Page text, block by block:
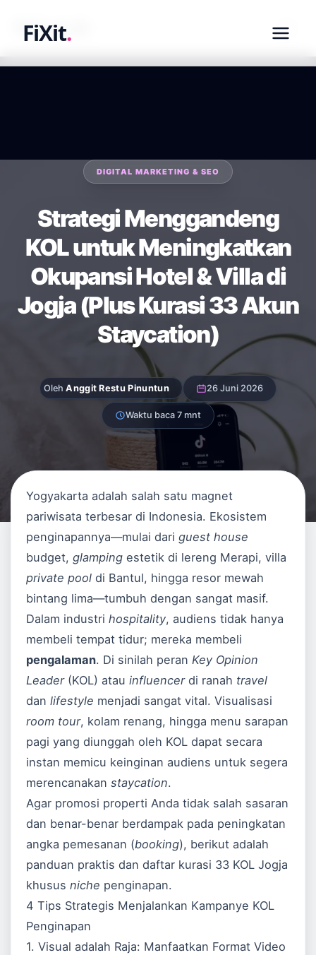
FiXit.
fixit.co.id
DIGITAL MARKETING & SEO
Strategi Menggandeng
KOL untuk Meningkatkan
Okupansi Hotel & Villa di
Jogja (Plus Kurasi 33 Akun
Staycation)
OlehAnggit Restu Pinuntun 26 Juni 2026
Waktu baca 7 mnt
Yogyakarta adalah salah satu magnet
pariwisata terbesar di Indonesia. Ekosistem
penginapannya—mulai dariguest house
budget,glamping estetik di lereng Merapi, villa
private pool di Bantul, hingga resor mewah
bintang lima—tumbuh dengan sangat masif.
Dalam industrihospitality, audiens tidak hanya
membeli tempat tidur; mereka membeli
pengalaman. Di sinilah peranKey Opinion
Leader(KOL) atauinfluencerdi ranah travel
danlifestyle menjadi sangat vital. Visualisasi
room tour, kolam renang, hingga menu sarapan
pagi yang diunggah oleh KOL dapat secara
instan memicu keinginan audiens untuk segera
merencanakanstaycation.
Agar promosi properti Anda tidak salah sasaran
dan benar-benar berdampak pada peningkatan
angka pemesanan (booking), berikut adalah
panduan praktis dan daftar kurasi 33 KOL Jogja
khususniche penginapan.
4 Tips Strategis Menjalankan Kampanye KOL
Penginapan
1. Visual adalah Raja: Manfaatkan Format Video